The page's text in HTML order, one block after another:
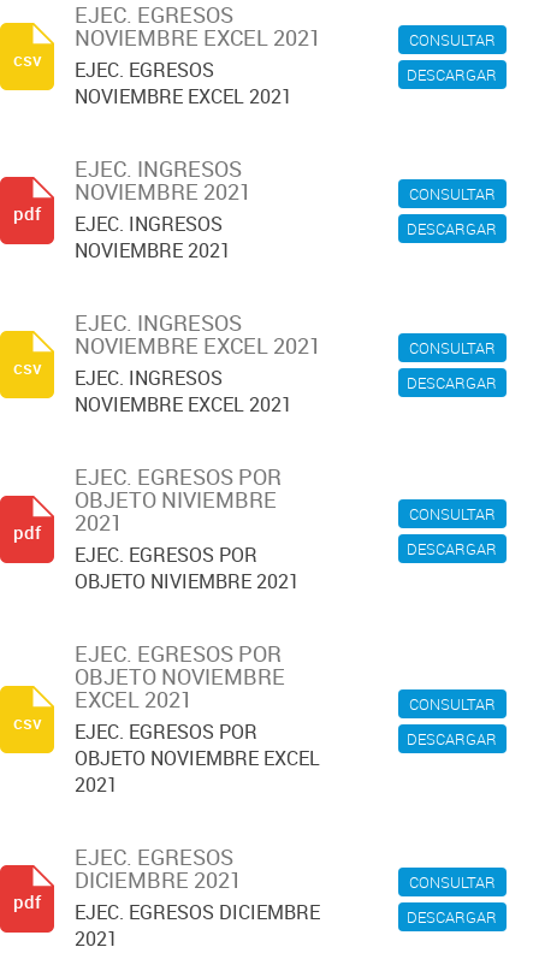
CONSULTAR
DESCARGAR
EJEC. EGRESOS
NOVIEMBRE EXCEL 2021
EJEC. EGRESOS
NOVIEMBRE EXCEL 2021
csv
CONSULTAR
DESCARGAR
EJEC. INGRESOS
NOVIEMBRE 2021
EJEC. INGRESOS
NOVIEMBRE 2021
pdf
CONSULTAR
DESCARGAR
EJEC. INGRESOS
NOVIEMBRE EXCEL 2021
EJEC. INGRESOS
NOVIEMBRE EXCEL 2021
csv
CONSULTAR
DESCARGAR
EJEC. EGRESOS POR
OBJETO NIVIEMBRE
2021
EJEC. EGRESOS POR
OBJETO NIVIEMBRE 2021
pdf
CONSULTAR
DESCARGAR
EJEC. EGRESOS POR
OBJETO NOVIEMBRE
EXCEL 2021
EJEC. EGRESOS POR
OBJETO NOVIEMBRE EXCEL
2021
csv
CONSULTAR
DESCARGAR
EJEC. EGRESOS
DICIEMBRE 2021
EJEC. EGRESOS DICIEMBRE
2021
pdf